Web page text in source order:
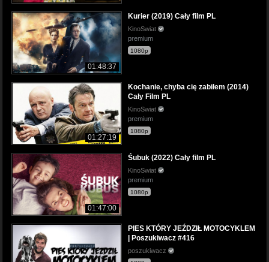
01:48:37
Kurier (2019) Cały film PL
KinoSwiat
premium
1080p
01:27:19
Kochanie, chyba cię zabiłem (2014)
Cały Film PL
KinoSwiat
premium
1080p
01:47:00
Śubuk (2022) Cały film PL
KinoSwiat
premium
1080p
PIES KTÓRY JEŹDZIŁ MOTOCYKLEM
| Poszukiwacz #416
poszukiwacz